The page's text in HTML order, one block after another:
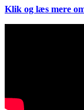
Klik og læs mere